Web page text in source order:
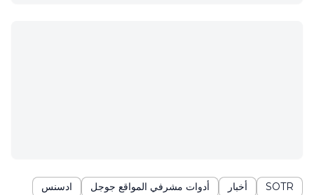
SOTR أخبار أدوات مشرفي المواقع جوجل
ادسنس